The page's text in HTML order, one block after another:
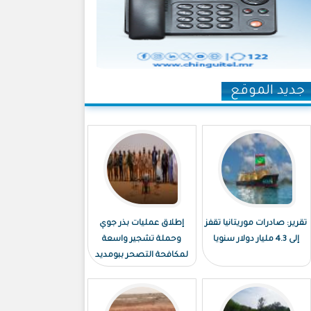
جديد الموقع
تقرير: صادرات موريتانيا تقفز
إلى 4.3 مليار دولار سنويا
إطلاق عمليات بذر جوي
وحملة تشجير واسعة
لمكافحة التصحر ببومديد